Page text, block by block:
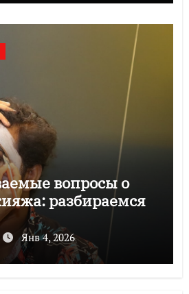
вопросы о
разбираемся
Янв 4, 2026